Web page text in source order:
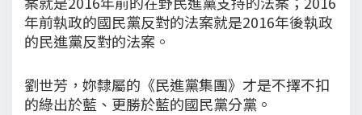
年前執政的國民黨反對的法案就是2016年後執政
的民進黨反對的法案。
劉世芳，妳隸屬的《民進黨集團》才是不擇不扣
的綠出於藍、更勝於藍的國民黨分黨。